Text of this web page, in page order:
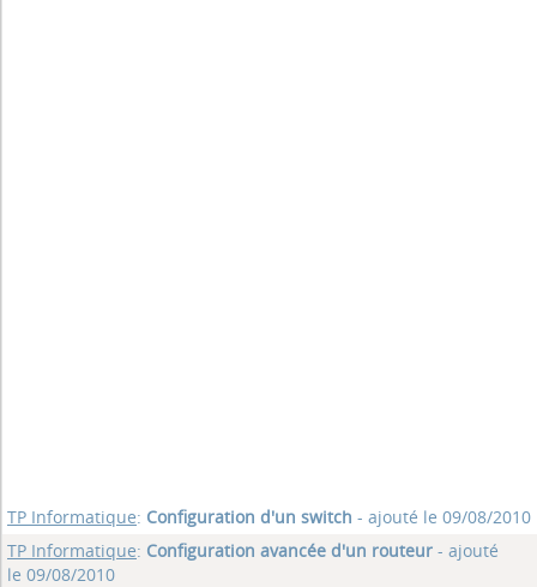
TP Informatique: Configuration d'un switch - ajouté le 09/08/2010
TP Informatique: Configuration avancée d'un routeur - ajouté
le 09/08/2010